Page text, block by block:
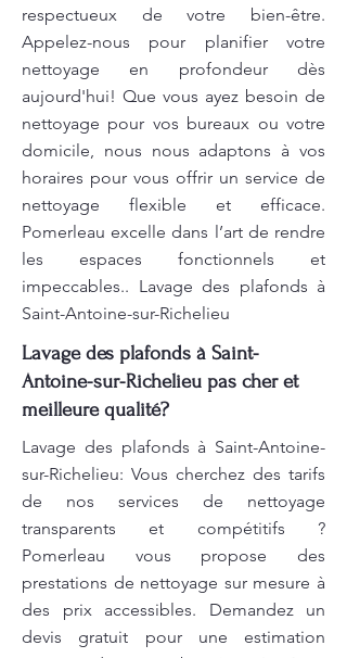
respectueux de votre bien-être.
Appelez-nous pour planifier votre
nettoyage en profondeur dès
aujourd'hui! Que vous ayez besoin de
nettoyage pour vos bureaux ou votre
domicile, nous nous adaptons à vos
horaires pour vous offrir un service de
nettoyage flexible et efficace.
Pomerleau excelle dans l’art de rendre
les espaces fonctionnels et
impeccables.. Lavage des plafonds à
Saint-Antoine-sur-Richelieu
Lavage des plafonds à Saint-
Antoine-sur-Richelieu pas cher et
meilleure qualité?
Lavage des plafonds à Saint-Antoine-
sur-Richelieu: Vous cherchez des tarifs
de nos services de nettoyage
transparents et compétitifs ?
Pomerleau vous propose des
prestations de nettoyage sur mesure à
des prix accessibles. Demandez un
devis gratuit pour une estimation